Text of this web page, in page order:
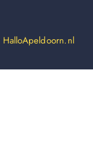
HalloApeldoorn.nl